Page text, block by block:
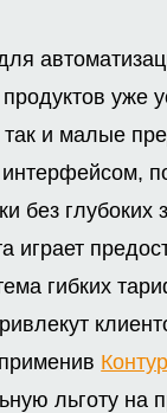
уже
и малые
интерфейсом,
без
играет
гибких
льготу на